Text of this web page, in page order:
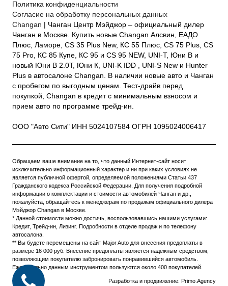
Политика конфиденциальности
Согласие на обработку персональных данных
Changan | Чанган Центр Мэйджор – официальный дилер
Чанган в Москве. Купить новые Changan Алсвин, ЕАДО
Плюс, Ламоре, CS 35 Plus New, КС 55 Плюс, CS 75 Plus, CS
75 Pro, КС 85 Купе, КС 95 и CS 95 NEW, UNI-T, Юни В и
новый Юни В 2.0Т, Юни К, UNI-K IDD , UNI-S New и Hunter
Plus в автосалоне Changan. В наличии новые авто и Чанган
с пробегом по выгодным ценам. Тест-драйв перед
покупкой, Changan в кредит с минимальным взносом и
прием авто по программе трейд-ин.
ООО "Авто Сити" ИНН 5024107584 ОГРН 1095024006417
Обращаем ваше внимание на то, что данный Интернет-сайт носит
исключительно информационный характер и ни при каких условиях не
является публичной офертой, определяемой положениями Статьи 437
Гражданского кодекса Российской Федерации. Для получения подробной
информации о комплектации и стоимости автомобилей Чанган и др.,
пожалуйста, обращайтесь к менеджерам по продажам официального дилера
Мэйджор Changan в Москве.
* Данной стоимости можно достичь, воспользовавшись нашими услугами:
Кредит, Трейд-ин, Лизинг. Подробности в отделе продаж и по телефону
автосалона.
** Вы будете перемещены на сайт Major Auto для внесения предоплаты в
размере 16 000 руб. Внесение предоплаты является надежным средством,
позволяющим покупателю забронировать понравившийся автомобиль.
Еженедельно данным инструментом пользуются около 400 покупателей.
Разработка и продвижение: Primo.Agency